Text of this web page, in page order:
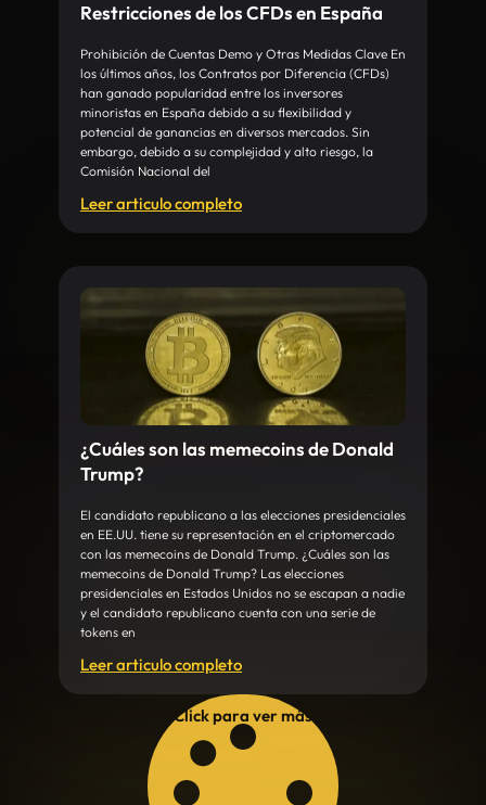
Restricciones de los CFDs en España
Prohibición de Cuentas Demo y Otras Medidas Clave En
los últimos años, los Contratos por Diferencia (CFDs)
han ganado popularidad entre los inversores
minoristas en España debido a su flexibilidad y
potencial de ganancias en diversos mercados. Sin
embargo, debido a su complejidad y alto riesgo, la
Comisión Nacional del
Leer articulo completo
¿Cuáles son las memecoins de Donald
Trump?
El candidato republicano a las elecciones presidenciales
en EE.UU. tiene su representación en el criptomercado
con las memecoins de Donald Trump. ¿Cuáles son las
memecoins de Donald Trump? Las elecciones
presidenciales en Estados Unidos no se escapan a nadie
y el candidato republicano cuenta con una serie de
tokens en
Leer articulo completo
Click para ver más